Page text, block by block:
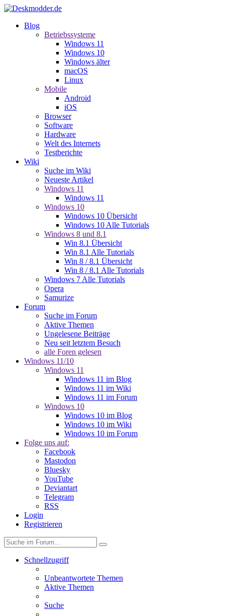
Blog
Betriebssysteme
Windows 11
Windows 10
Windows älter
macOS
Linux
Mobile
Android
iOS
Browser
Software
Hardware
Welt des Internets
Testberichte
Wiki
Suche im Wiki
Neueste Artikel
Windows 11
Windows 11
Windows 10
Windows 10 Übersicht
Windows 10 Alle Tutorials
Windows 8 und 8.1
Win 8.1 Übersicht
Win 8.1 Alle Tutorials
Win 8 / 8.1 Übersicht
Win 8 / 8.1 Alle Tutorials
Windows 7 Alle Tutorials
Opera
Samurize
Forum
Suche im Forum
Aktive Themen
Ungelesene Beiträge
Neu seit letztem Besuch
alle Foren gelesen
Windows 11/10
Windows 11
Windows 11 im Blog
Windows 11 im Wiki
Windows 11 im Forum
Windows 10
Windows 10 im Blog
Windows 10 im Wiki
Windows 10 im Forum
Folge uns auf:
Facebook
Mastodon
Bluesky
YouTube
Deviantart
Telegram
RSS
Login
Registrieren
Schnellzugriff
Unbeantwortete Themen
Aktive Themen
Suche